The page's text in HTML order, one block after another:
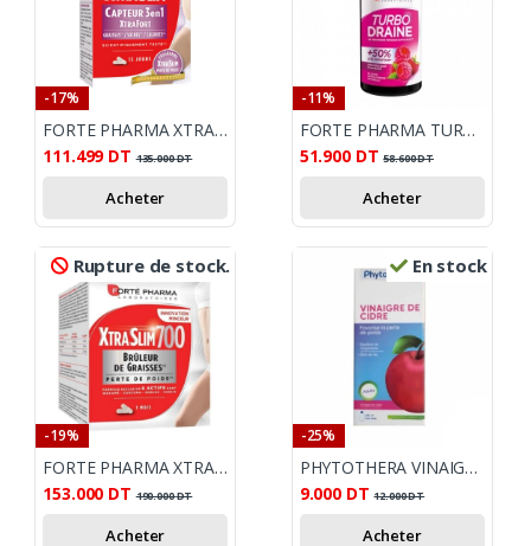
-17%
FORTE PHARMA XTRASLIM CAPTEUR 3EN1 60G
111.499 DT 135.000DT
Acheter
-11%
FORTE PHARMA TURBO DRAINE FRAMBOISE 500ML
51.900 DT 58.600DT
Acheter
Rupture de stock.
-19%
FORTE PHARMA XTRASLIM 700 120 GELULES
153.000 DT 190.000DT
Acheter
En stock
-25%
PHYTOTHERA VINAIGRE DE CIDRE 250 ML
9.000 DT 12.000DT
Acheter